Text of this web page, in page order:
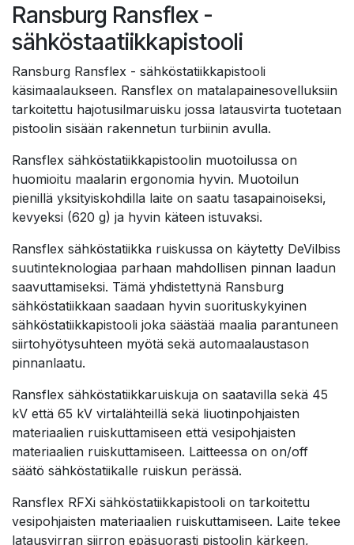
Ransburg Ransflex -
sähköstaatiikkapistooli
Ransburg Ransflex - sähköstatiikkapistooli
käsimaalaukseen. Ransflex on matalapainesovelluksiin
tarkoitettu hajotusilmaruisku jossa latausvirta tuotetaan
pistoolin sisään rakennetun turbiinin avulla.
Ransflex sähköstatiikkapistoolin muotoilussa on
huomioitu maalarin ergonomia hyvin. Muotoilun
pienillä yksityiskohdilla laite on saatu tasapainoiseksi,
kevyeksi (620 g) ja hyvin käteen istuvaksi.
Ransflex sähköstatiikka ruiskussa on käytetty DeVilbiss
suutinteknologiaa parhaan mahdollisen pinnan laadun
saavuttamiseksi. Tämä yhdistettynä Ransburg
sähköstatiikkaan saadaan hyvin suorituskykyinen
sähköstatiikkapistooli joka säästää maalia parantuneen
siirtohyötysuhteen myötä sekä automaalaustason
pinnanlaatu.
Ransflex sähköstatiikkaruiskuja on saatavilla sekä 45
kV että 65 kV virtalähteillä sekä liuotinpohjaisten
materiaalien ruiskuttamiseen että vesipohjaisten
materiaalien ruiskuttamiseen. Laitteessa on on/off
säätö sähköstatiikalle ruiskun perässä.
Ransflex RFXi sähköstatiikkapistooli on tarkoitettu
vesipohjaisten materiaalien ruiskuttamiseen. Laite tekee
latausvirran siirron epäsuorasti pistoolin kärkeen,